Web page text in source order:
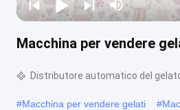
Macchina per vendere
Distributore automatico del
#Macchina per vendere gelati #